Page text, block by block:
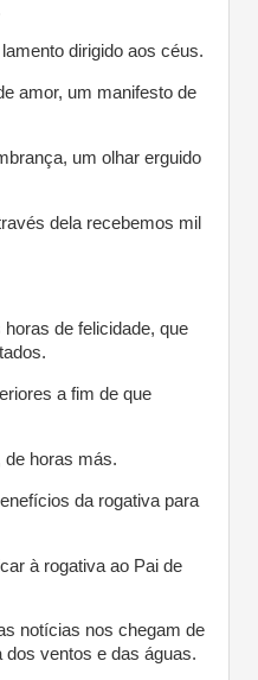
dirigido aos céus.
amor, um manifesto de
um olhar erguido
dela recebemos mil
de felicidade, que
a fim de que
de horas más.
da rogativa para
à rogativa ao Pai de
notícias nos chegam de
ventos e das águas.